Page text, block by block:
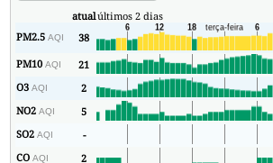
atualúltimos 2 dias
PM2.5AQI 38
PM10AQI 21
O3AQI 2
NO2AQI 5
SO2AQI -
COAQI 2